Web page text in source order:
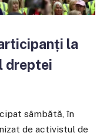
la
dreptei
sâmbătă, în
de activistul de